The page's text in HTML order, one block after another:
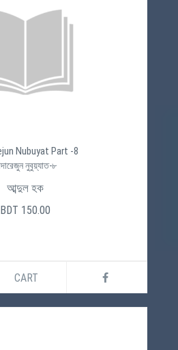
Nubuyat Part -8
নুবুয়্যাত-৮
আব্দুল হক
BDT 150.00
CART